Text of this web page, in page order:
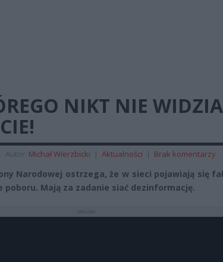
NIKT NIE
Autor: Michał Wierzbicki | Aktualności | Brak komentarzy
Narodowej ostrzega, że w sieci pojawiają się
poboru. Mają za zadanie siać dezinformację.